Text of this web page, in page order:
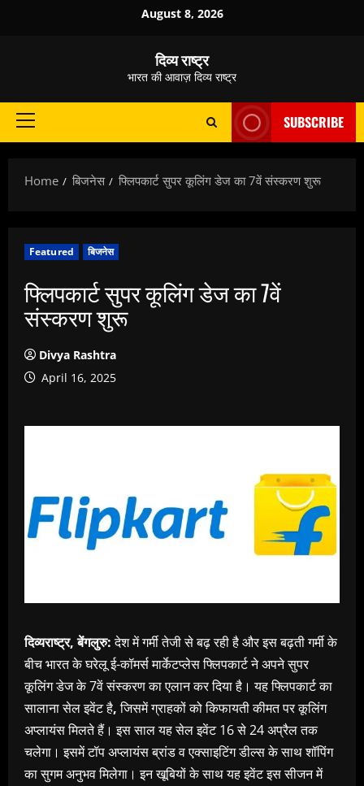
August 8, 2026
दिव्य राष्ट्र
भारत की आवाज़ दिव्य राष्ट्र
Primary
SUBSCRIBE
Home बिजनेस फ्लिपकार्ट सुपर कूलिंग डेज का 7वें संस्करण शुरू
Featured बिजनेस
फ्लिपकार्ट सुपर कूलिंग डेज का 7वें
संस्करण शुरू
Divya Rashtra
April 16, 2025
दिव्यराष्ट्र, बेंगलुरु:देश में गर्मी तेजी से बढ़ रही है और इस बढ़ती गर्मी के
बीच भारत के घरेलू ई-कॉमर्स मार्केटप्लेस फ्लिपकार्ट ने अपने सुपर
कूलिंग डेज के 7वें संस्करण का एलान कर दिया है। यह फ्लिपकार्ट का
सालाना सेल इवेंट है,जिसमें ग्राहकों को किफायती कीमत पर कूलिंग
अप्लायंस मिलते हैं। इस साल यह सेल इवेंट 16 से 24 अप्रैल तक
चलेगा। इसमें टॉप अप्लायंस ब्रांडवएक्साइटिंग डील्स के साथ शॉपिंग
का सुगम अनुभव मिलेगा। इन खूबियों के साथ यह इवेंट इस सीजन में